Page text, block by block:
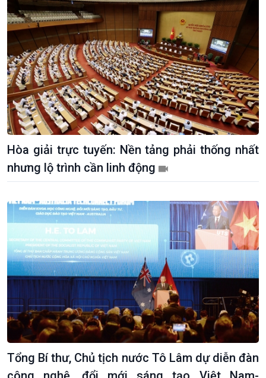
Bản tin
Chuyên mục
Theo dòng Thời sự
Hòa giải trực tuyến: Nền tảng phải thống nhất
nhưng lộ trình cần linh động
Tổng Bí thư, Chủ tịch nước Tô Lâm dự diễn đàn